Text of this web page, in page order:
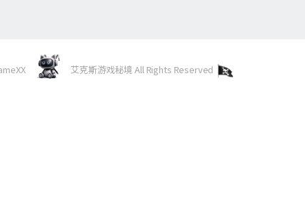
艾克斯游戏秘境 All Rights Reserved